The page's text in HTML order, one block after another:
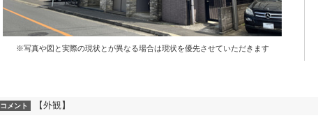
※写真や図と実際の現状とが異なる場合は現状を優先させていただきます
コメント 【外観】